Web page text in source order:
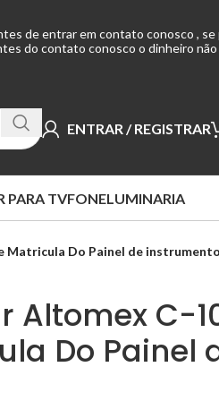
de entrar em contato conosco ,
do contato conosco o dinheiro não
ENTRAR / REGISTRAR
PARA TVFONELUMINARIA
Matricula Do Painel de
Altomex C-
Do Painel